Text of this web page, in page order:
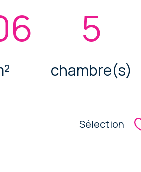
5
chambre(s)
Sélection